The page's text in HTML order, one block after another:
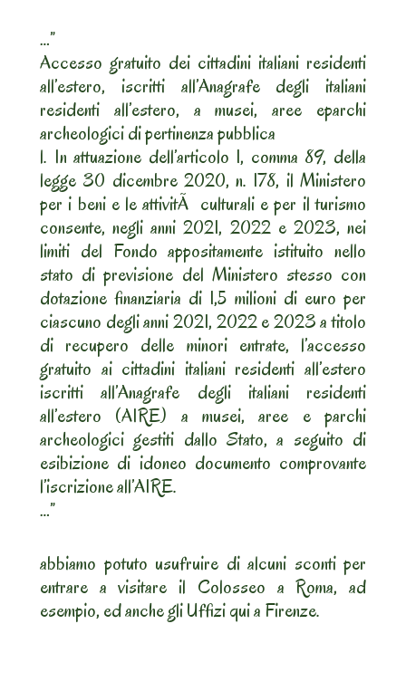
…”
Accesso gratuito dei cittadini italiani residenti
all’estero, iscritti all’Anagrafe degli italiani
residenti all’estero, a musei, aree eparchi
archeologici di pertinenza pubblica
l. In attuazione dell’articolo 1, comma 89, della
legge 30 dicembre 2020, n. 178, il Ministero
per i beni e le attivitÃ culturali e per il turismo
consente, negli anni 2021, 2022 e 2023, nei
limiti del Fondo appositamente istituito nello
stato di previsione del Ministero stesso con
dotazione finanziaria di 1,5 milioni di euro per
ciascuno degli anni 2021, 2022 e 2023 a titolo
di recupero delle minori entrate, l’accesso
gratuito ai cittadini italiani residenti all’estero
iscritti all’Anagrafe degli italiani residenti
all’estero (AIRE) a musei, aree e parchi
archeologici gestiti dallo Stato, a seguito di
esibizione di idoneo documento comprovante
l’iscrizione all’AIRE.
…”
abbiamo potuto usufruire di alcuni sconti per
entrare a visitare il Colosseo a Roma, ad
esempio, ed anche gli Uffizi qui a Firenze.